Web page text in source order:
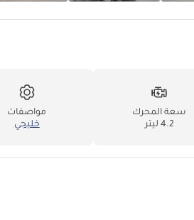
سعة المحرك
4.2 ليتر
مواصفات
خليجي